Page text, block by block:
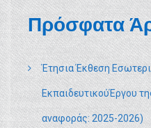
Πρόσφατα
Έτησια Έκθεση
ΕκπαιδευτικούΈργου
αναφοράς: 2025-2026)